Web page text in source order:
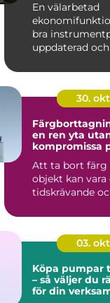
En välarbetad
bra
uppdaterad och
30. okt
en ren yta
kompromissa
Att ta bort färg
objekt kan vara
tidskrävande
03. okt
Köpa pumpar
– så väljer du
för din